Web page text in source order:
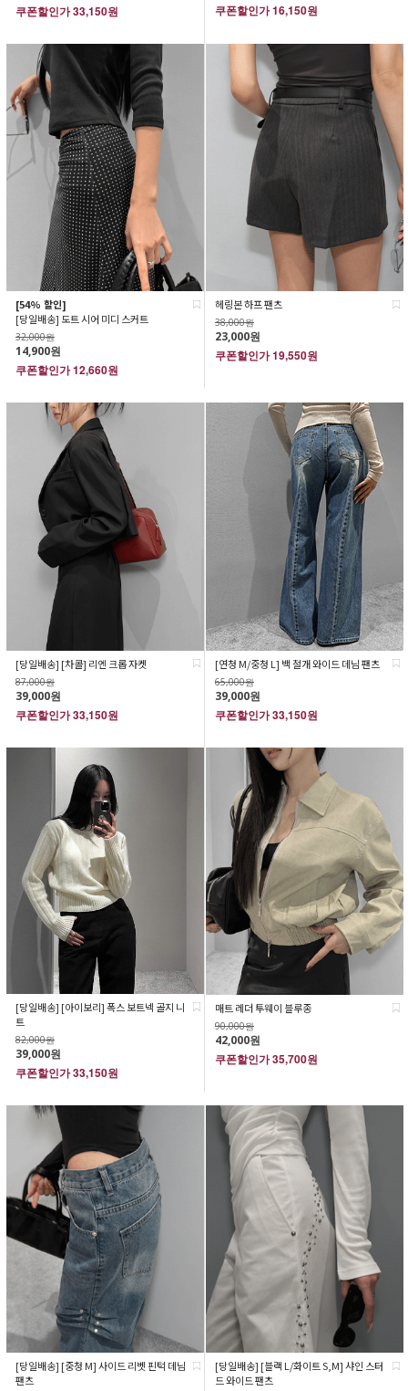
쿠폰할인가33,150원 쿠폰할인가16,150원
[54% 할인]
[당일배송] 도트 시어 미디 스커트
32,000원
14,900원
쿠폰할인가12,660원
헤링본 하프 팬츠
38,000원
23,000원
쿠폰할인가19,550원
[당일배송] [차콜] 리엔 크롭 자켓
87,000원
39,000원
쿠폰할인가33,150원
[연청 M/중청 L] 백 절개 와이드 데님 팬츠
65,000원
39,000원
쿠폰할인가33,150원
[당일배송] [아이보리] 폭스 보트넥 골지 니
트
82,000원
39,000원
쿠폰할인가33,150원
매트 레더 투웨이 블루종
90,000원
42,000원
쿠폰할인가35,700원
[당일배송] [중청 M] 사이드 리벳 핀턱 데님
팬츠
[당일배송] [블랙 L/화이트 S,M] 샤인 스터
드 와이드 팬츠